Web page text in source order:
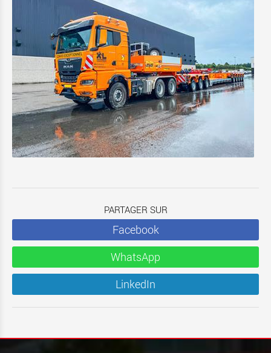
PARTAGER SUR
Facebook
WhatsApp
LinkedIn